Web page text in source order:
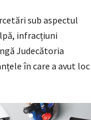
sub aspectul
infracțiuni
Judecătoria
în care a avut loc